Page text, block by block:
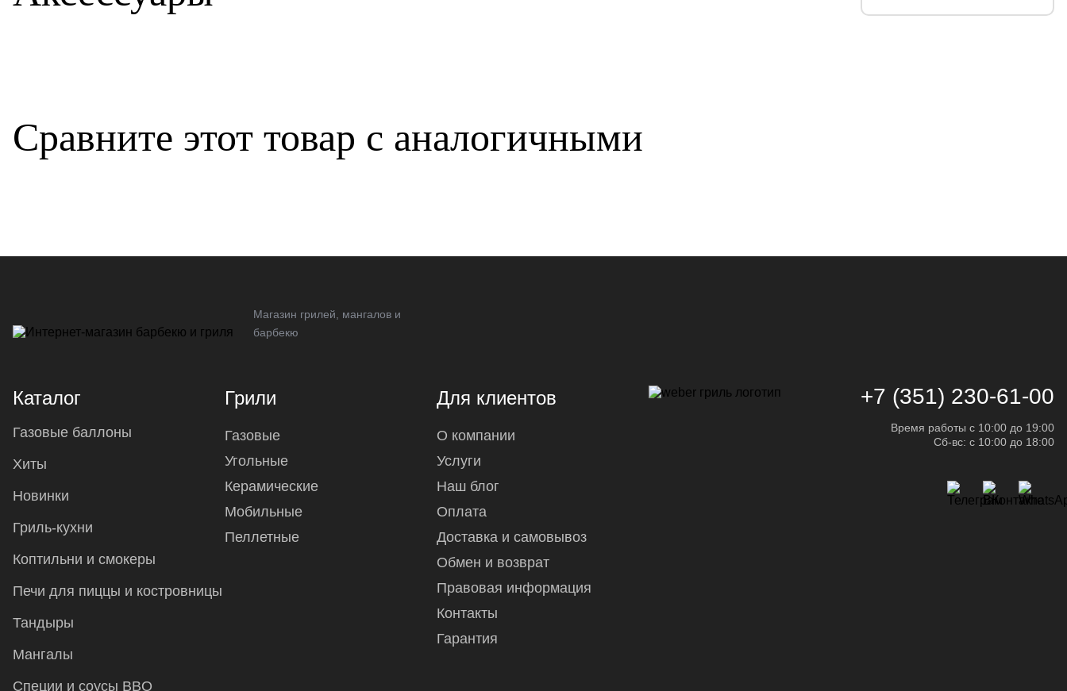
Сравните этот товар с аналогичными
Магазин грилей, мангалов и
барбекю
Каталог
Газовые баллоны
Хиты
Новинки
Гриль-кухни
Коптильни и смокеры
Печи для пиццы и костровницы
Тандыры
Мангалы
Специи и соусы BBQ
Грили
Газовые
Угольные
Керамические
Мобильные
Пеллетные
Для клиентов
О компании
Услуги
Наш блог
Оплата
Доставка и самовывоз
Обмен и возврат
Правовая информация
Контакты
Гарантия
+7 (351) 230-61-00
Время работы с 10:00 до 19:00
Сб-вс: с 10:00 до 18:00